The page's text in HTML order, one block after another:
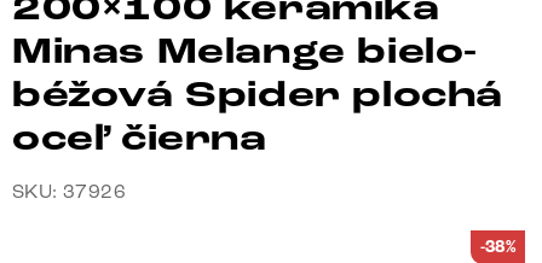
Minas Melange bielo-
béžová Spider plochá
oceľ čierna
SKU: 37926
-38%